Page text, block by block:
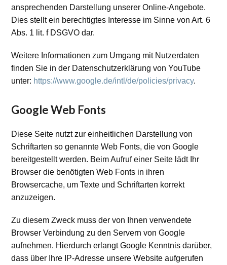
ansprechenden Darstellung unserer Online-Angebote.
Dies stellt ein berechtigtes Interesse im Sinne von Art. 6
Abs. 1 lit. f DSGVO dar.
Weitere Informationen zum Umgang mit Nutzerdaten
finden Sie in der Datenschutzerklärung von YouTube
unter: https://www.google.de/intl/de/policies/privacy.
Google Web Fonts
Diese Seite nutzt zur einheitlichen Darstellung von
Schriftarten so genannte Web Fonts, die von Google
bereitgestellt werden. Beim Aufruf einer Seite lädt Ihr
Browser die benötigten Web Fonts in ihren
Browsercache, um Texte und Schriftarten korrekt
anzuzeigen.
Zu diesem Zweck muss der von Ihnen verwendete
Browser Verbindung zu den Servern von Google
aufnehmen. Hierdurch erlangt Google Kenntnis darüber,
dass über Ihre IP-Adresse unsere Website aufgerufen